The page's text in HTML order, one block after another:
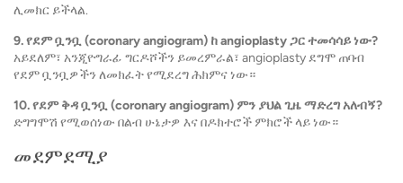
ሊመክር ይችላል.
9. የደም ቧንቧ (coronary angiogram) ከ angioplasty ጋር ተመሳሳይ ነው?
አይደለም፣ አንጂዮግራፊ ግርዶሾችን ይመረምራል፣ angioplasty ደግሞ ጠባብ
የደም ቧንቧዎችን ለመክፈት የሚደረግ ሕክምና ነው።
10. የደም ቅዳ ቧንቧ (coronary angiogram) ምን ያህል ጊዜ ማድረግ አለብኝ?
ድግግሞሽ የሚወሰነው በልብ ሁኔታዎ እና በዶክተሮች ምክሮች ላይ ነው።
መደምደሚያ